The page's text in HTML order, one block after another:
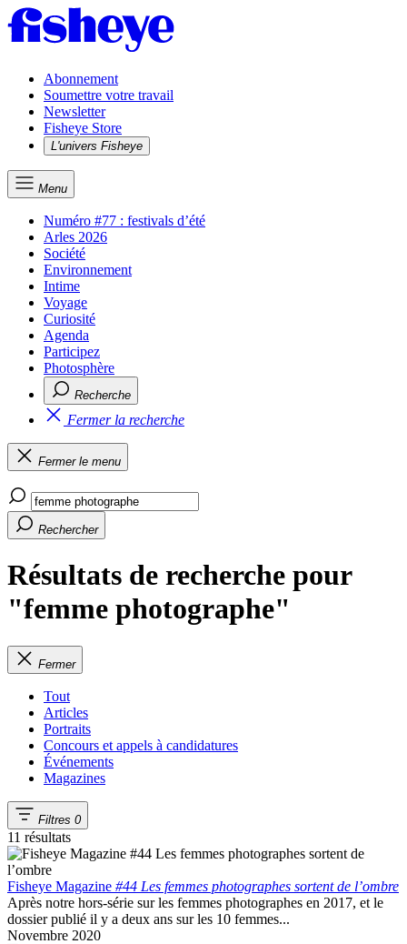
Abonnement
Soumettre votre travail
Newsletter
Fisheye Store
L'univers Fisheye
Menu
Numéro #77 : festivals d’été
Arles 2026
Société
Environnement
Intime
Voyage
Curiosité
Agenda
Participez
Photosphère
Recherche
Fermer la recherche
Fermer le menu
Rechercher
Résultats de recherche pour
"femme photographe"
Fermer
Tout
Articles
Portraits
Concours et appels à candidatures
Événements
Magazines
Filtres 0
11 résultats
Fisheye Magazine #44 Les femmes photographes sortent de l’ombre
Après notre hors-série sur les femmes photographes en 2017, et le
dossier publié il y a deux ans sur les 10 femmes...
Novembre 2020